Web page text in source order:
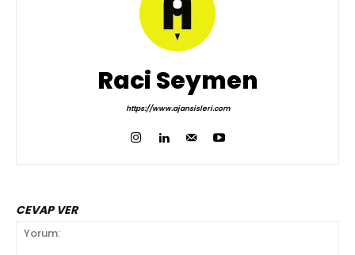
Raci Seymen
https://www.ajansisleri.com
CEVAP VER